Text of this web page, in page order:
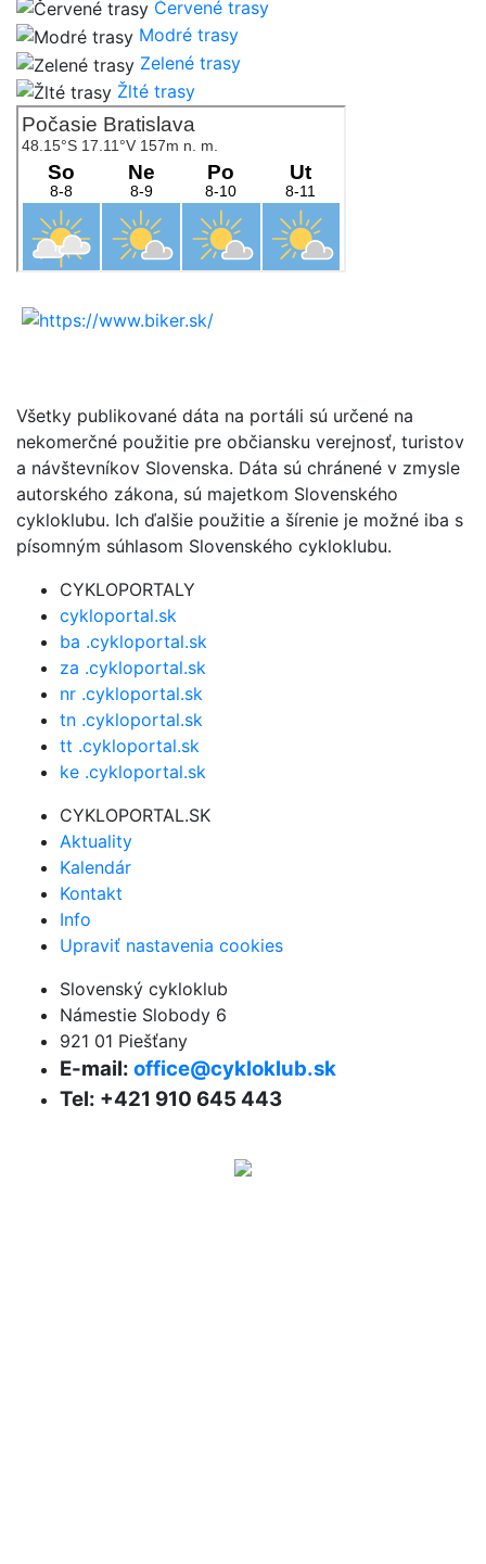
Červené trasy
Modré trasy
Zelené trasy
Žlté trasy
Všetky publikované dáta na portáli sú určené na
nekomerčné použitie pre občiansku verejnosť, turistov
a návštevníkov Slovenska. Dáta sú chránené v zmysle
autorského zákona, sú majetkom Slovenského
cykloklubu. Ich ďalšie použitie a šírenie je možné iba s
písomným súhlasom Slovenského cykloklubu.
CYKLOPORTALY
cykloportal.sk
ba .cykloportal.sk
za .cykloportal.sk
nr .cykloportal.sk
tn .cykloportal.sk
tt .cykloportal.sk
ke .cykloportal.sk
CYKLOPORTAL.SK
Aktuality
Kalendár
Kontakt
Info
Upraviť nastavenia cookies
Slovenský cykloklub
Námestie Slobody 6
921 01 Piešťany
E-mail: office@cykloklub.sk
Tel: +421 910 645 443